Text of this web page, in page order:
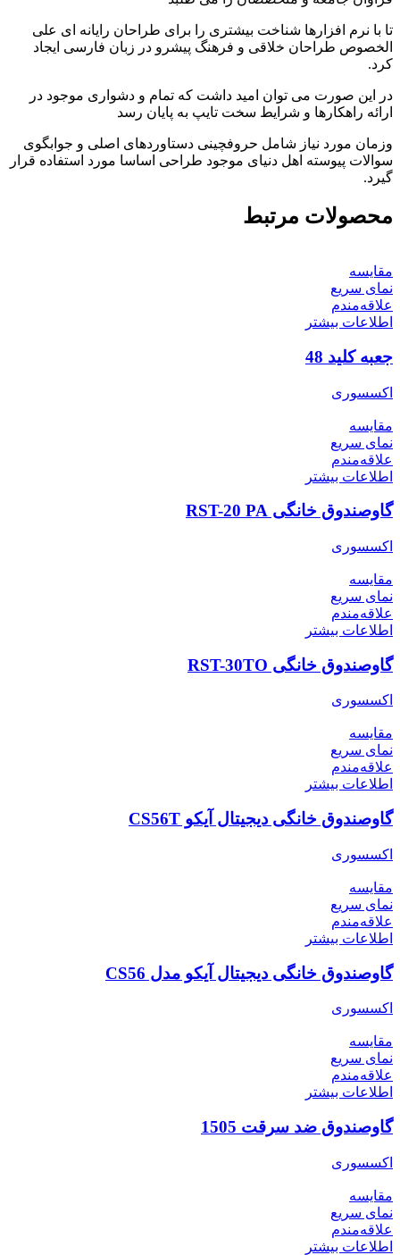
تا با نرم افزارها شناخت بیشتری را برای طراحان رایانه ای علی
الخصوص طراحان خلاقی و فرهنگ پیشرو در زبان فارسی ایجاد
کرد.
در این صورت می توان امید داشت که تمام و دشواری موجود در
ارائه راهکارها و شرایط سخت تایپ به پایان رسد
وزمان مورد نیاز شامل حروفچینی دستاوردهای اصلی و جوابگوی
سوالات پیوسته اهل دنیای موجود طراحی اساسا مورد استفاده قرار
گیرد.
محصولات مرتبط
مقایسه
نمای سریع
علاقه‌مندم
اطلاعات بیشتر
جعبه کلید 48
اکسسوری
مقایسه
نمای سریع
علاقه‌مندم
اطلاعات بیشتر
گاوصندوق خانگی RST-20 PA
اکسسوری
مقایسه
نمای سریع
علاقه‌مندم
اطلاعات بیشتر
گاوصندوق خانگی RST-30TO
اکسسوری
مقایسه
نمای سریع
علاقه‌مندم
اطلاعات بیشتر
گاوصندوق خانگی دیجیتال آیکو CS56T
اکسسوری
مقایسه
نمای سریع
علاقه‌مندم
اطلاعات بیشتر
گاوصندوق خانگی دیجیتال آیکو مدل CS56
اکسسوری
مقایسه
نمای سریع
علاقه‌مندم
اطلاعات بیشتر
گاوصندوق ضد سرقت 1505
اکسسوری
مقایسه
نمای سریع
علاقه‌مندم
اطلاعات بیشتر